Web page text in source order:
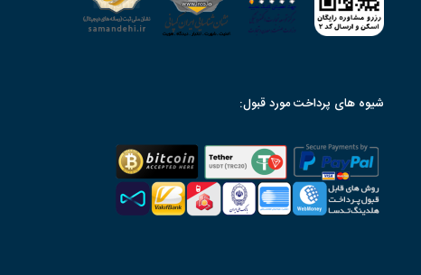
شیوه های پرداخت مورد قبول: